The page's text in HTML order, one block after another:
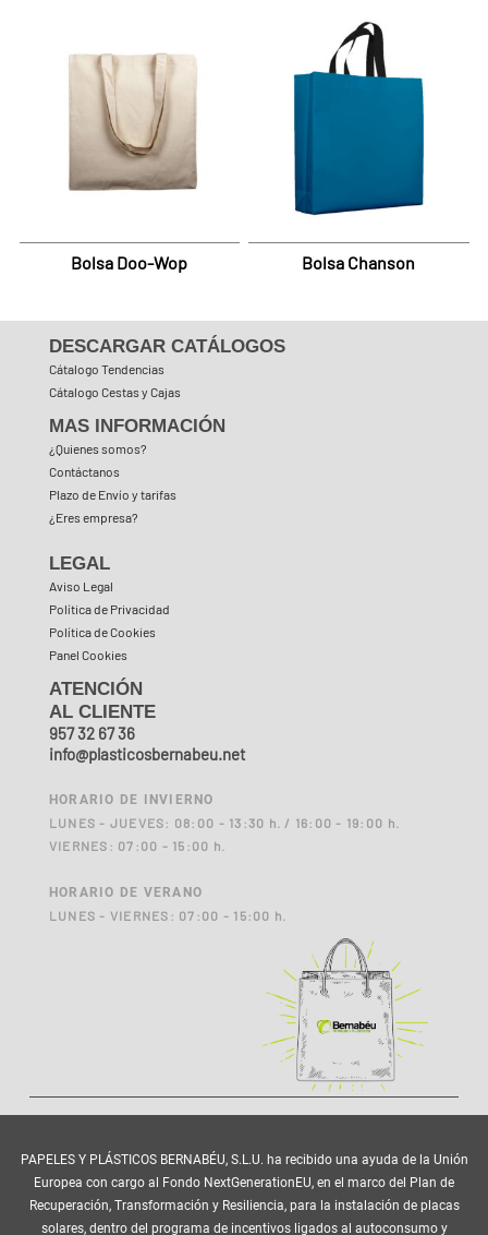
Bolsa Doo-Wop Bolsa Chanson
DESCARGAR CATÁLOGOS
Cátalogo Tendencias
Cátalogo Cestas y Cajas
MAS INFORMACIÓN
¿Quienes somos?
Contáctanos
Plazo de Envío y tarifas
¿Eres empresa?
LEGAL
Aviso Legal
Política de Privacidad
Política de Cookies
Panel Cookies
ATENCIÓN
AL CLIENTE
957 32 67 36
info@plasticosbernabeu.net
HORARIO DE INVIERNO
LUNES - JUEVES: 08:00 - 13:30 h. / 16:00 - 19:00 h.
VIERNES: 07:00 - 15:00 h.
HORARIO DE VERANO
LUNES - VIERNES: 07:00 - 15:00 h.
PAPELES Y PLÁSTICOS BERNABÉU, S.L.U. ha recibido una ayuda de la Unión
Europea con cargo al Fondo NextGenerationEU, en el marco del Plan de
Recuperación, Transformación y Resiliencia, para la instalación de placas
solares, dentro del programa de incentivos ligados al autoconsumo y